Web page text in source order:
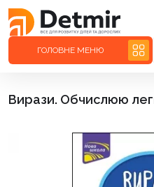
ГОЛОВНЕ МЕНЮ
Вирази. Обчислюю